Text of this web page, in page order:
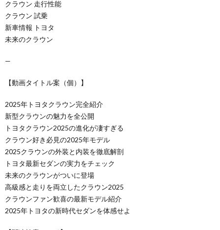
クラウン 走行性能
クラウン 試乗
新車情報 トヨタ
未来のクラウン
—
【動画タイトル案（個）】
2025年トヨタクラウン完全紹介
新型クラウンの魅力を全公開
トヨタクラウン2025の進化が凄すぎる
クラウン好き必見の2025年モデル
2025クラウンの外装と内装を徹底解剖
トヨタ最新セダンの実力をチェック
未来のクラウンがついに登場
高級感と走りを両立したクラウン2025
クラウンファン歓喜の最新モデル紹介
2025年トヨタの新時代セダンを体感せよ